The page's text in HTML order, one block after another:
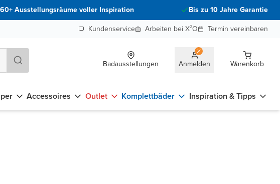
60+ Ausstellungsräume voller Inspiration
Bis zu 10 Jahre Garantie
Kundenservice
Arbeiten bei X²O Termin vereinbaren
Badausstellungen Anmelden Warenkorb
Accessoires Outlet Komplettbäder Inspiration & Tipps